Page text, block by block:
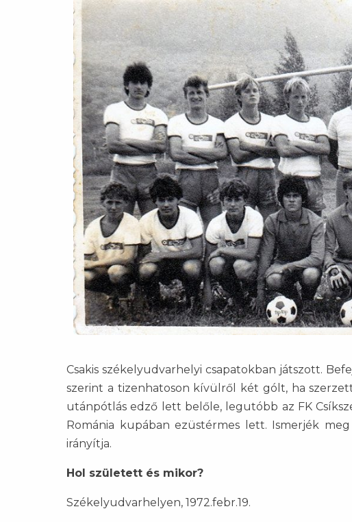
Csakis székelyudvarhelyi csapatokban játszott.
szerint a tizenhatoson kívülről két gólt, ha
utánpótlás edző lett belőle, legutóbb az FK
Románia kupában ezüstérmes lett. Ismerjék
irányítja.
Hol született és mikor?
Székelyudvarhelyen, 1972.febr.19.